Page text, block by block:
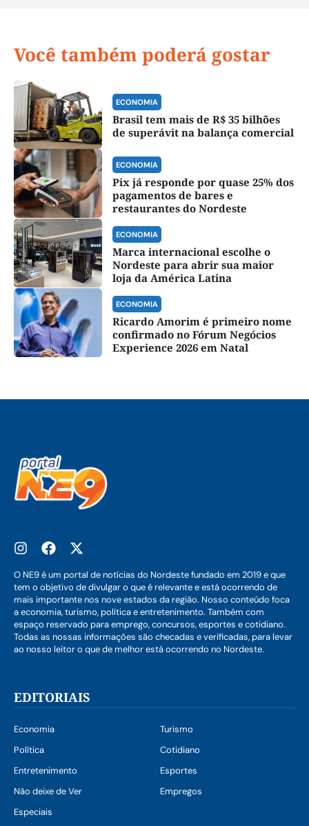
Você também poderá gostar
ECONOMIA
Brasil tem mais de R$ 35 bilhões
de superávit na balança comercial
ECONOMIA
Pix já responde por quase 25% dos
pagamentos de bares e
restaurantes do Nordeste
ECONOMIA
Marca internacional escolhe o
Nordeste para abrir sua maior
loja da América Latina
ECONOMIA
Ricardo Amorim é primeiro nome
confirmado no Fórum Negócios
Experience 2026 em Natal
O NE9 é um portal de notícias do Nordeste fundado em 2019 e que
tem o objetivo de divulgar o que é relevante e está ocorrendo de
mais importante nos nove estados da região. Nosso conteúdo foca
a economia, turismo, política e entretenimento. Também com
espaço reservado para emprego, concursos, esportes e cotidiano.
Todas as nossas informações são checadas e verificadas, para levar
ao nosso leitor o que de melhor está ocorrendo no Nordeste.
EDITORIAIS
Economia
Turismo
Política
Cotidiano
Entretenimento
Esportes
Não deixe de Ver
Empregos
Especiais